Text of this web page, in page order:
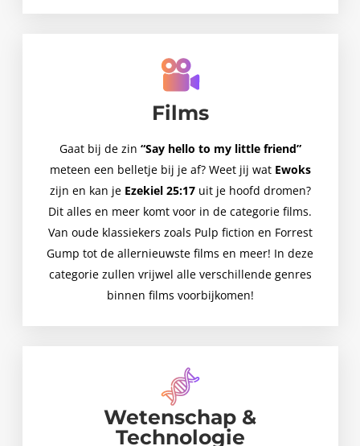
Films
Gaat bij de zin “Say hello to my little friend”
meteen een belletje bij je af? Weet jij wat Ewoks
zijn en kan jeEzekiel 25:17uit je hoofd dromen?
Dit alles en meer komt voor in de categorie films.
Van oude klassiekers zoals Pulp fiction en Forrest
Gump tot de allernieuwste films en meer! In deze
categorie zullen vrijwel alle verschillende genres
binnen films voorbijkomen!
Wetenschap &
Technologie